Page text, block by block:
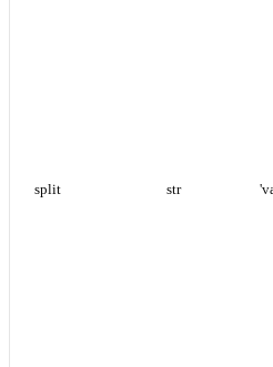
split str